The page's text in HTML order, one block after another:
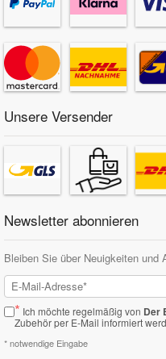
Unsere Versender
Newsletter abonnieren
Bleiben Sie über Neuigkeiten und
* Ich möchte regelmäßig von Der
Zubehör per E-Mail informiert
* notwendige Eingabe